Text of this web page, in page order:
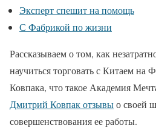
Эксперт спешит на помощь
С Фабрикой по жизни
Рассказываем о том, как
научиться торговать с Китаем на
Ковпака, что такое Академия
Дмитрий Ковпак отзывыо своей
совершенствования ее работы.